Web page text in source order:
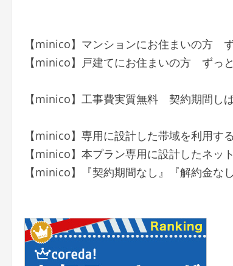
【minico】マンションにお住まいの方
【minico】戸建てにお住まいの方 ずっ
【minico】工事費実質無料 契約期間し
【minico】専用に設計した帯域を利用す
【minico】本プラン専用に設計したネッ
【minico】『契約期間なし』『解約金な